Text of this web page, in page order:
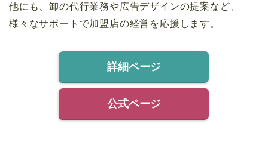
他にも、卸の代行業務や広告デザインの提案など、
様々なサポートで加盟店の経営を応援します。
詳細ページ
公式ページ